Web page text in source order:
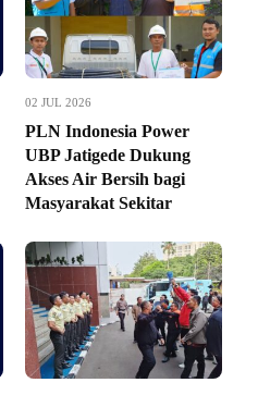
02 JUL 2026
PLN Indonesia Power
UBP Jatigede Dukung
Akses Air Bersih bagi
Masyarakat Sekitar